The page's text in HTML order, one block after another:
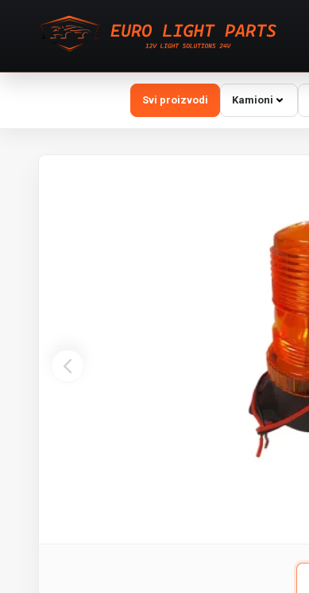
Svi proizvodi Kamioni